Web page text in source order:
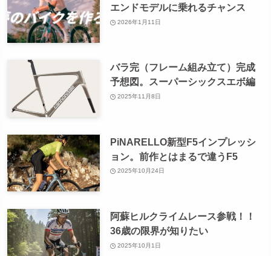
エンドモデルに乗れるチャンス
2026年1月11日
バラ完（フレーム組み立て）完成
予想図。スーパーシックスエボ編
2025年11月8日
PiNARELLO新型F5インプレッシ
ョン。前作とはまるで違うF5
2025年10月24日
阿蘇ヒルクライムレース参戦！！
36歳の限界が知りたい
2025年10月1日